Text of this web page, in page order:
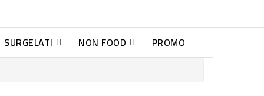
SURGELATI NON FOOD PROMO